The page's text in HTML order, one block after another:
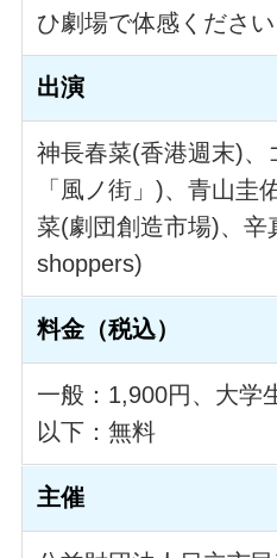
ひ劇場で体感ください
出演
神長春菜(香港週末)、
「風ノ街」)、青山圭
菜(劇団創造市場)、辛
shoppers)
料金（税込）
一般：1,900円、大学
以下：無料
主催